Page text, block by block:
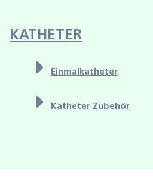
KATHETER
Einmalkatheter
Katheter Zubehör